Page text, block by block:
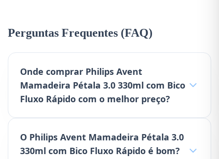
Perguntas Frequentes (FAQ)
Onde comprar Philips Avent
Mamadeira Pétala 3.0 330ml com Bico
Fluxo Rápido com o melhor preço?
O Philips Avent Mamadeira Pétala 3.0
330ml com Bico Fluxo Rápido é bom?